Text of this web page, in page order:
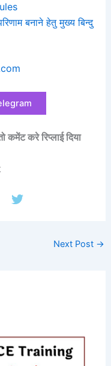
बनाने हेतु मुख्य बिन्दु
कमेंट करे रिप्लाई दिया
Next Post →